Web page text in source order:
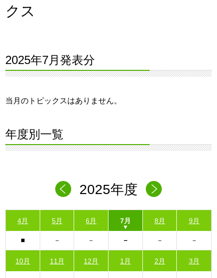
クス
2025年7月発表分
当月のトピックスはありません。
年度別一覧
2025年度
4月 5月 6月 7月 8月 9月
10月 11月 12月 1月 2月 3月